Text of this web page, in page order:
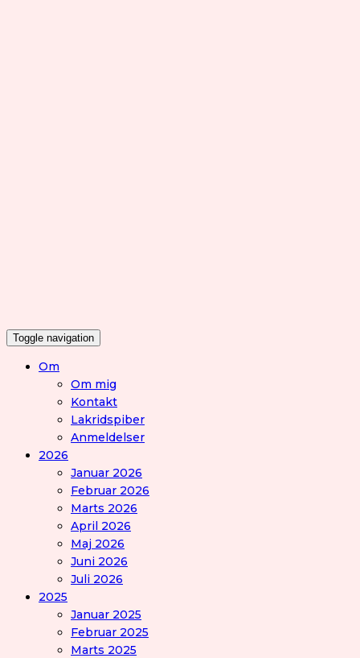
Toggle navigation
Om
Om mig
Kontakt
Lakridspiber
Anmeldelser
2026
Januar 2026
Februar 2026
Marts 2026
April 2026
Maj 2026
Juni 2026
Juli 2026
2025
Januar 2025
Februar 2025
Marts 2025